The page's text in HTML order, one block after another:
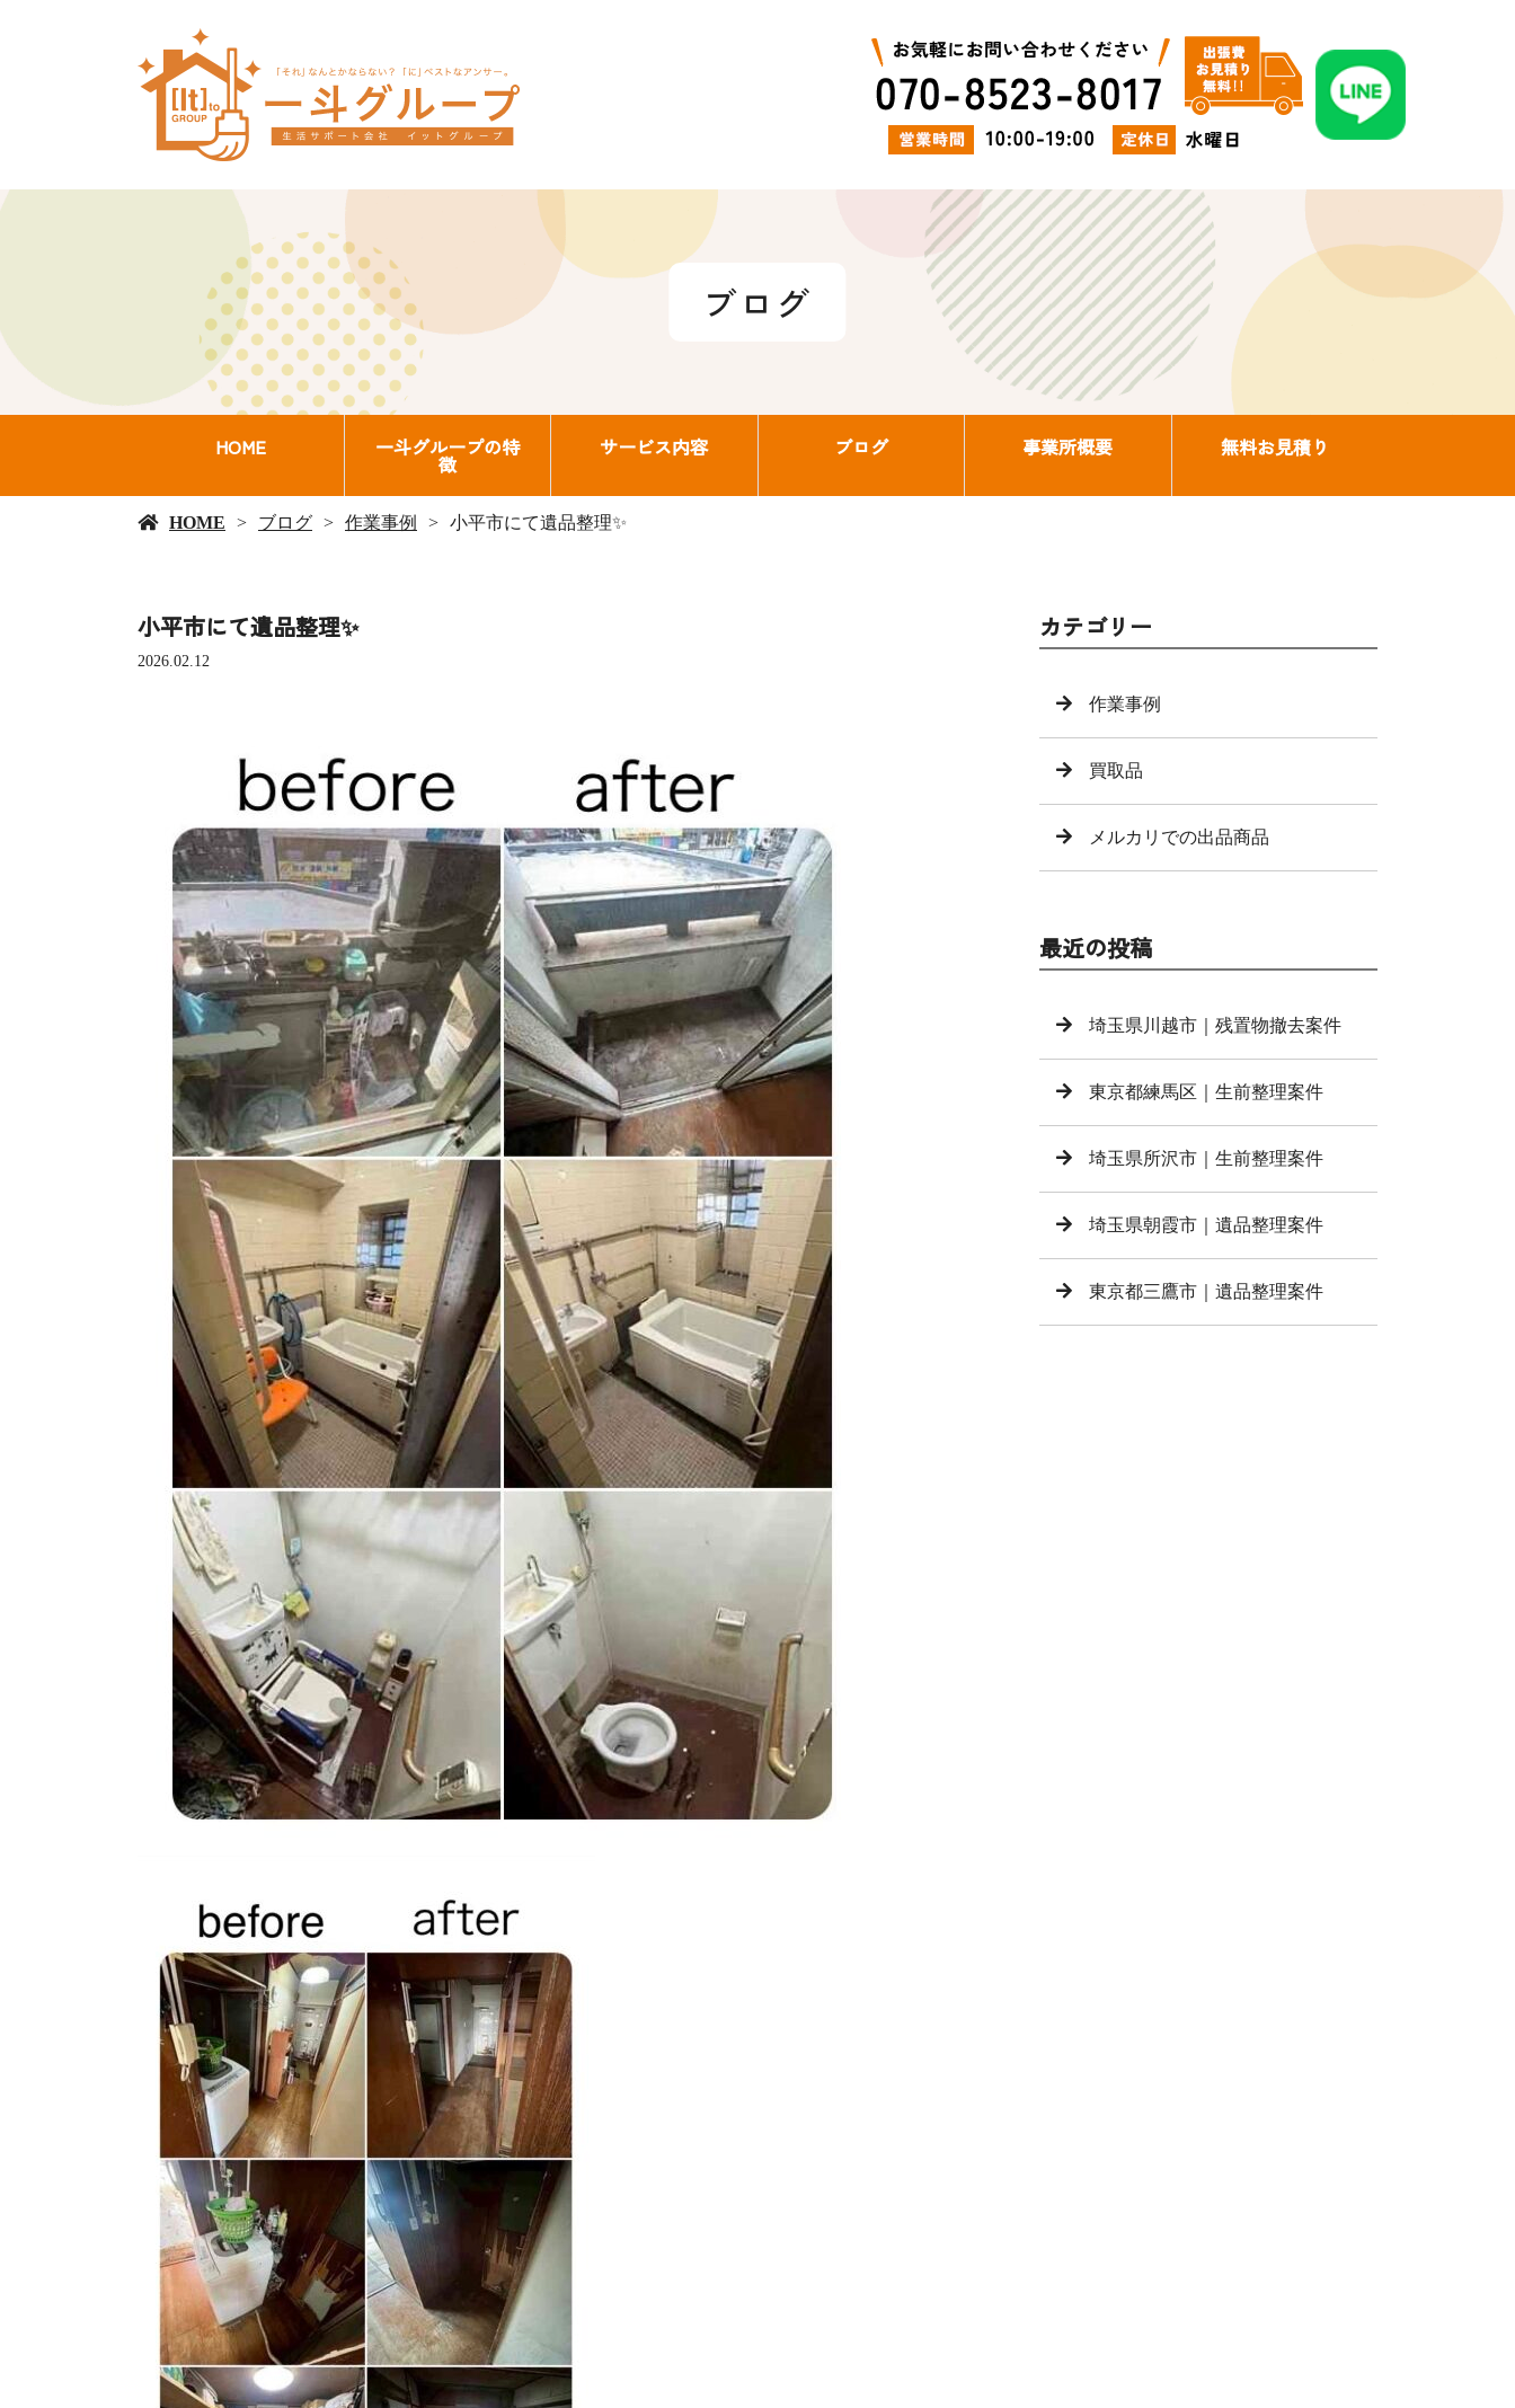
ブログ
HOME 一斗グループの特
徴
サービス内容 ブログ 事業所概要 無料お見積り
HOME ブログ 作業事例 小平市にて遺品整理✨
小平市にて遺品整理✨
2026.02.12
カテゴリー
作業事例
買取品
メルカリでの出品商品
最近の投稿
埼玉県川越市｜残置物撤去案件
東京都練馬区｜生前整理案件
埼玉県所沢市｜生前整理案件
埼玉県朝霞市｜遺品整理案件
東京都三鷹市｜遺品整理案件